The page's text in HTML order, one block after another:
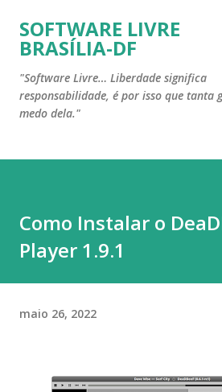
Pular para o conteúdo
SOFTWARE LIVRE
BRASÍLIA-DF
"Software Livre… Liberdade significa
responsabilidade, é por isso que tanta
medo dela."
Como Instalar o
Player 1.9.1
maio 26, 2022